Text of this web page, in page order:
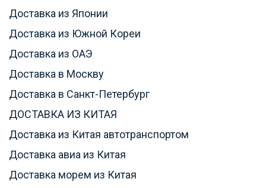
Доставка из Японии
Доставка из Южной Кореи
Доставка из ОАЭ
Доставка в Москву
Доставка в Санкт-Петербург
ДОСТАВКА ИЗ КИТАЯ
Доставка из Китая автотранспортом
Доставка авиа из Китая
Доставка морем из Китая